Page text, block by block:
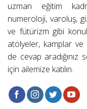
uzman eğitim
numeroloji, varoluş,
ve fütürizm gibi
atölyeler, kamplar ve
de cevap
için ailemize katılın.